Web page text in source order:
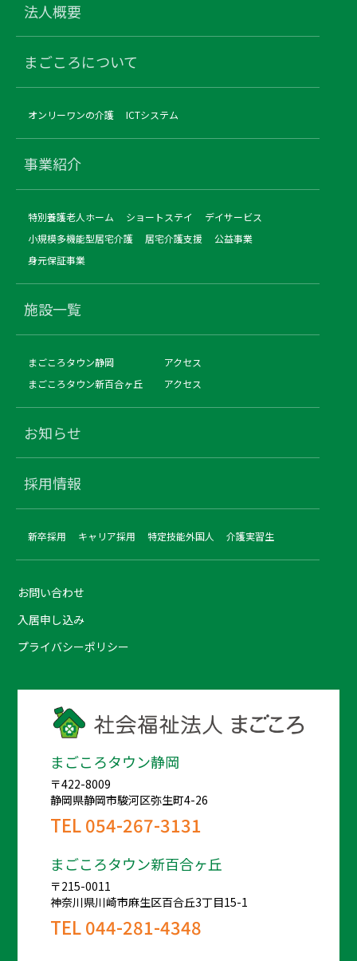
法人概要
まごころについて
オンリーワンの介護 ICTシステム
事業紹介
特別養護老人ホーム ショートステイ
デイサービス
小規模多機能型居宅介護
居宅介護支援
公益事業
身元保証事業
施設一覧
まごころタウン静岡
アクセス
まごころタウン新百合ヶ丘
アクセス
お知らせ
採用情報
新卒採用 キャリア採用 特定技能外国人 介護実習生
お問い合わせ
入居申し込み
プライバシーポリシー
まごころタウン静岡
〒422-8009
静岡県静岡市駿河区弥生町4-26
TEL054-267-3131
まごころタウン新百合ヶ丘
〒215-0011
神奈川県川崎市麻生区百合丘3丁目15-1
TEL044-281-4348